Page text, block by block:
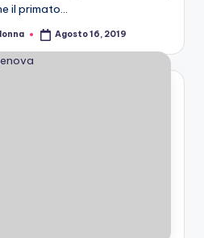
il primato…
Agosto 16, 2019